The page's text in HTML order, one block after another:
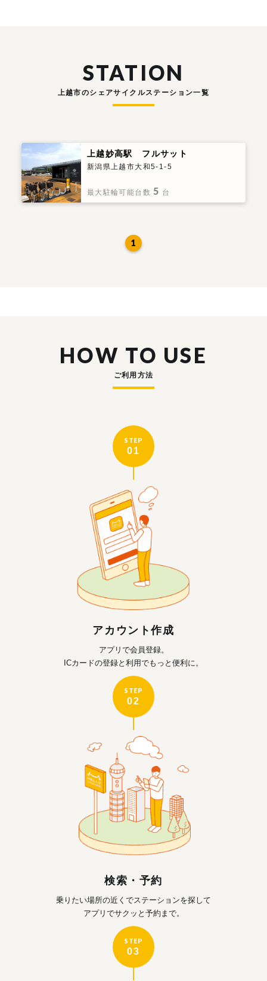
STATION
上越市のシェアサイクルステーション一覧
上越妙高駅 フルサット
新潟県上越市大和5-1-5
最大駐輪可能台数5 台
1
HOW TO USE
ご利用方法
STEP
01
アカウント作成
アプリで会員登録。
ICカードの登録と利用でもっと便利に。
STEP
02
検索・予約
乗りたい場所の近くでステーションを探して
アプリでサクッと予約まで。
STEP
03